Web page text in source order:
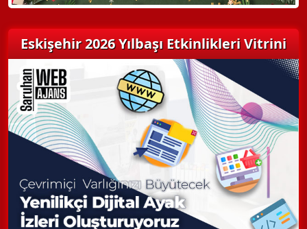
Eskişehir 2026 Yılbaşı Etkinlikleri Vitrini